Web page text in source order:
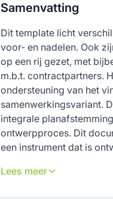
Samenvatting
Dit template licht
voor- en nadelen. Ook
op een rij gezet, met
m.b.t. contractpartners.
ondersteuning van het
samenwerkingsvariant.
integrale
ontwerpproces. Dit
een instrument dat is
Lees meer